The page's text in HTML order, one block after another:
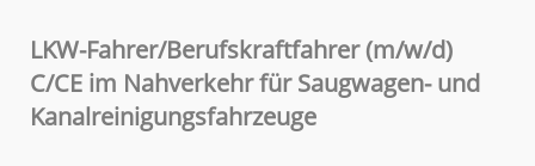
LKW-Fahrer/Berufskraftfahrer (m/w/d)
C/CE im Nahverkehr für Saugwagen- und
Kanalreinigungsfahrzeuge